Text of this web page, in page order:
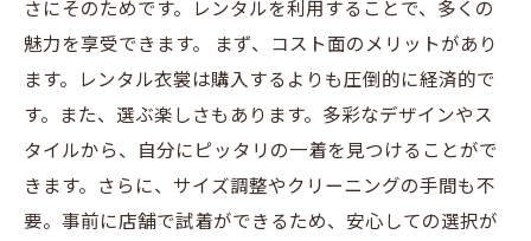
さにそのためです。レンタルを利用することで、多くの
魅力を享受できます。 まず、コスト面のメリットがあり
ます。レンタル衣裳は購入するよりも圧倒的に経済的で
す。また、選ぶ楽しさもあります。多彩なデザインやス
タイルから、自分にピッタリの一着を見つけることがで
きます。さらに、サイズ調整やクリーニングの手間も不
要。事前に店舗で試着ができるため、安心しての選択が